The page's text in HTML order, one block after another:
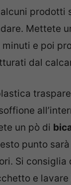
Mettete
e poi
dal
un pò di
punto
Si
e lavare